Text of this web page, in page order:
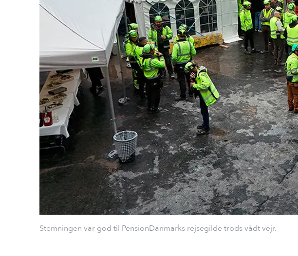
Stemningen var god til PensionDanmarks rejsegilde trods vådt vejr.